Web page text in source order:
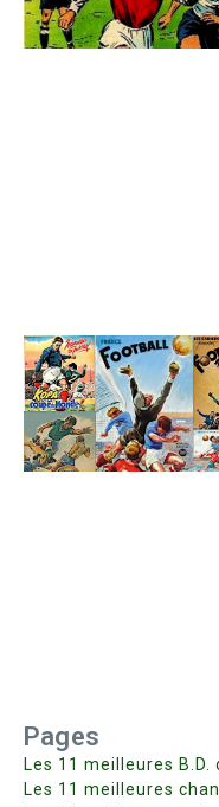
Pages
Les 11 meilleures B.D.
Les 11 meilleures